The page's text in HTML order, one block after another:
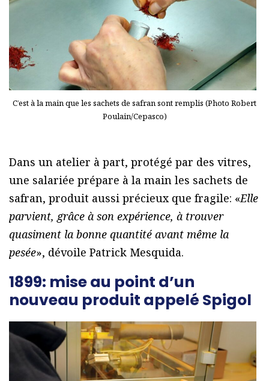
C’est à la main que les sachets de safran sont remplis (Photo Robert
Poulain/Cepasco)
Dans un atelier à part, protégé par des vitres,
une salariée prépare à la main les sachets de
safran, produit aussi précieux que fragile: «Elle
parvient, grâce à son expérience, à trouver
quasiment la bonne quantité avant même la
pesée», dévoile Patrick Mesquida.
1899: mise au point d’un
nouveau produit appelé Spigol